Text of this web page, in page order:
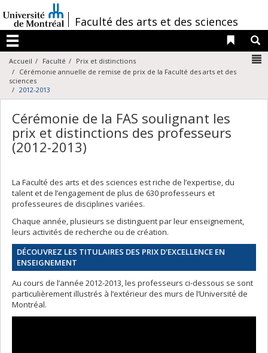
au
contenu
/Faculté des arts et des sciences
Menu
Liens
Accueil Faculté
Prix et distinctions
Cérémonie annuelle de remise de prix de la Faculté des arts et des
sciences
2012-2013
Cérémonie de la FAS soulignant les
prix et distinctions des professeurs
(2012-2013)
La Faculté des arts et des sciences est riche de l’expertise, du
talent et de l’engagement de plus de 630 professeurs et
professeures de disciplines variées.
Chaque année, plusieurs se distinguent par leur enseignement,
leurs activités de recherche ou de création.
DÉCOUVREZ LES TITULAIRES DES PRIX D'EXCELLENCE EN
ENSEIGNEMENT
Au cours de l’année 2012-2013, les professeurs ci-dessous se sont
particulièrement illustrés à l’extérieur des murs de l’Université de
Montréal.